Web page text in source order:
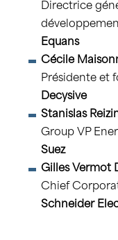
Directrice
Equans
Cécile
Présidente et
Decysive
Stanislas
Group VP
Suez
Gilles Vermot
Chief
Schneider